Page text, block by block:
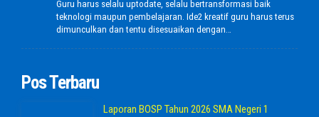
Guru harus selalu uptodate, selalu bertransformasi baik
teknologi maupun pembelajaran. Ide2 kreatif guru harus terus
dimunculkan dan tentu disesuaikan dengan…
Pos Terbaru
Laporan BOSP Tahun 2026 SMA Negeri 1